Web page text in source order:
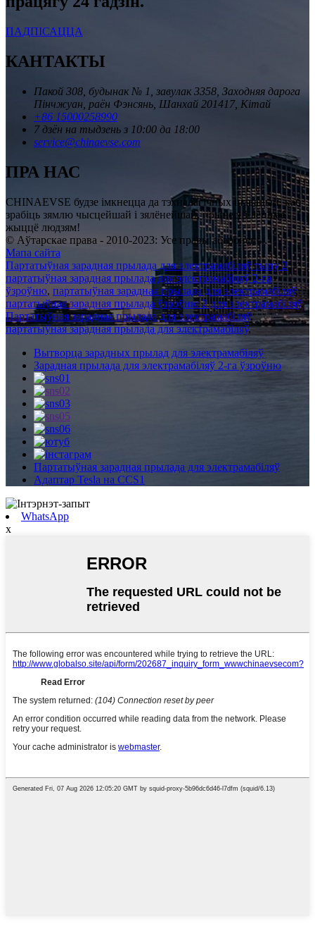
ПАДПІСАЦЦА
КАНТАКТЫ
Пакой 308, будынак № 1, завулак 3358, Заходняя дарога
Пінчжуан, раён Фэнсянь, Шанхай 201417, Кітай
+86 15000258990
7 дзён на тыдзень з 10:00 да 18:00
service@chinaevse.com
ПРА НАС
CHINAEVSE будзе імкнецца да тэхналагічных інавацый, каб
зрабіць зямлю чысцейшай і зялёнейшай, прынесці лепшае
жыццё людзям!
© Аўтарскае права - 2010-2023: Усе правы абаронены.
Мапа сайта
Партатыўная зарадная прылада для электрамабіляў тыпу 2,
партатыўная зарадная прылада для электрамабіляў 2-га
ўзроўню, партатыўная зарадная прылада для электрамабіляў,
партатыўная зарадная прылада ўзроўню 2 для электрамабіляў,
Партатыўная зарадная прылада для электрамабіляў,
партатыўная зарадная прылада для электрамабіляў,
Вытворца зарадных прылад для электрамабіляў
Зарадная прылада для электрамабіляў 2-га ўзроўню
Партатыўная зарадная прылада для электрамабіляў
Адаптар Tesla на CCS1
WhatsApp
x